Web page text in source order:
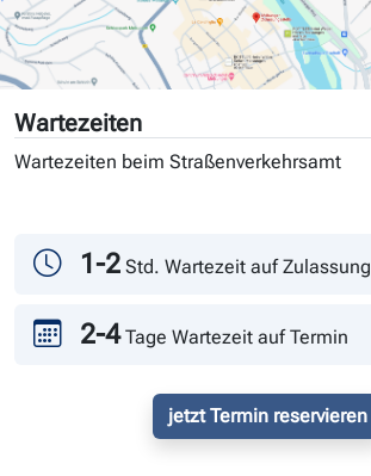
Wartezeiten
Wartezeiten beim Straßenverkehrsamt
Andrang
1-2 Std. Wartezeit auf Zulassung
2-4 Tage Wartezeit auf Termin
jetzt Termin reservieren